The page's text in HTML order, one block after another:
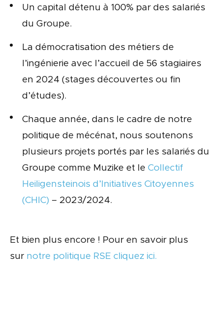
Un capital détenu à 100% par des salariés
du Groupe.
La démocratisation des métiers de
l’ingénierie avec l’accueil de 56 stagiaires
en 2024 (stages découvertes ou fin
d’études).
Chaque année, dans le cadre de notre
politique de mécénat, nous soutenons
plusieurs projets portés par les salariés du
Groupe comme Muzike et le Collectif
Heiligensteinois d’Initiatives Citoyennes
(CHIC) – 2023/2024.
Et bien plus encore ! Pour en savoir plus
sur notre politique RSE cliquez ici.